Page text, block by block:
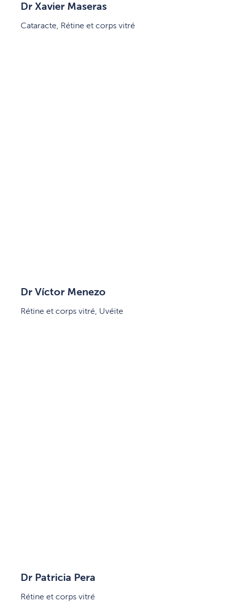
Dr Xavier Maseras
Cataracte, Rétine et corps vitré
Dr Víctor Menezo
Rétine et corps vitré, Uvéite
Dr Patricia Pera
Rétine et corps vitré